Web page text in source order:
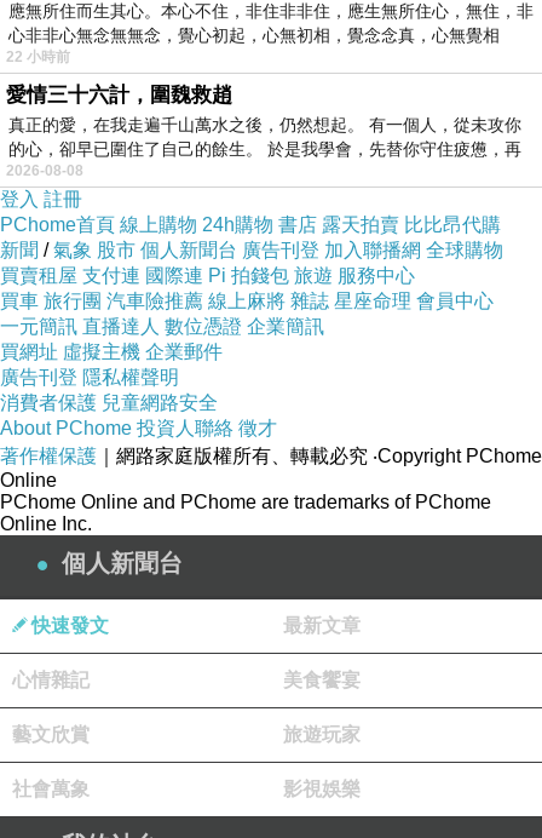
《Le Petit Olivier小橄欖樹》草本保濕沐浴霜 - 薰衣草
(500ml)
法國原裝進口。成分中的橄欖油採用採用100?家普
羅旺斯St Bonnet du Gard橄欖園所生產冷壓橄欖油製
膚。
小橄欖樹的承諾
應無所住而生其心。本心不住，非住非非住，應生無所住心，無住，非
心非非心無念無無念，覺心初起，心無初相，覺念念真，心無覺相
22 小時前
愛情三十六計，圍魏救趙
真正的愛，在我走遍千山萬水之後，仍然想起。 有一個人，從未攻你
的心，卻早已圍住了自己的餘生。 於是我學會，先替你守住疲憊，再
2026-08-08
登入 註冊
PChome首頁 線上購物 24h購物 書店 露天拍賣 比比昂代購
新聞 /氣象 股市 個人新聞台 廣告刊登 加入聯播網 全球購物
買賣租屋 支付連 國際連 Pi 拍錢包 旅遊 服務中心
買車 旅行團 汽車險推薦 線上麻將 雜誌 星座命理 會員中心
一元簡訊 直播達人 數位憑證 企業簡訊
買網址 虛擬主機 企業郵件
廣告刊登 隱私權聲明
消費者保護 兒童網路安全
About PChome 投資人聯絡 徵才
著作權保護 ｜網路家庭版權所有、轉載必究 ‧Copyright PChome
Online
PChome Online and PChome are trademarks of PChome
Online Inc.
個人新聞台
快速發文 最新文章
心情雜記 美食饗宴
藝文欣賞 旅遊玩家
社會萬象 影視娛樂